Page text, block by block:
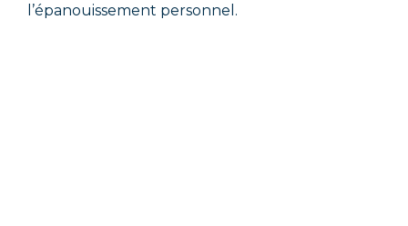
l’épanouissement personnel.